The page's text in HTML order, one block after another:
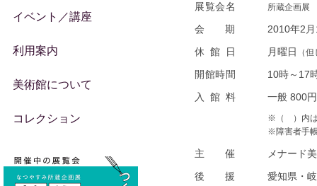
展覧会名 所蔵企画展
会期
2010年2
休館日
月曜日 （
開館時間
10時～17
入館料
一般 800円
※（ ）内は
※障害者手
主催
メナード
後援
愛知県・
イベント／講座
利用案内
美術館について
コレクション